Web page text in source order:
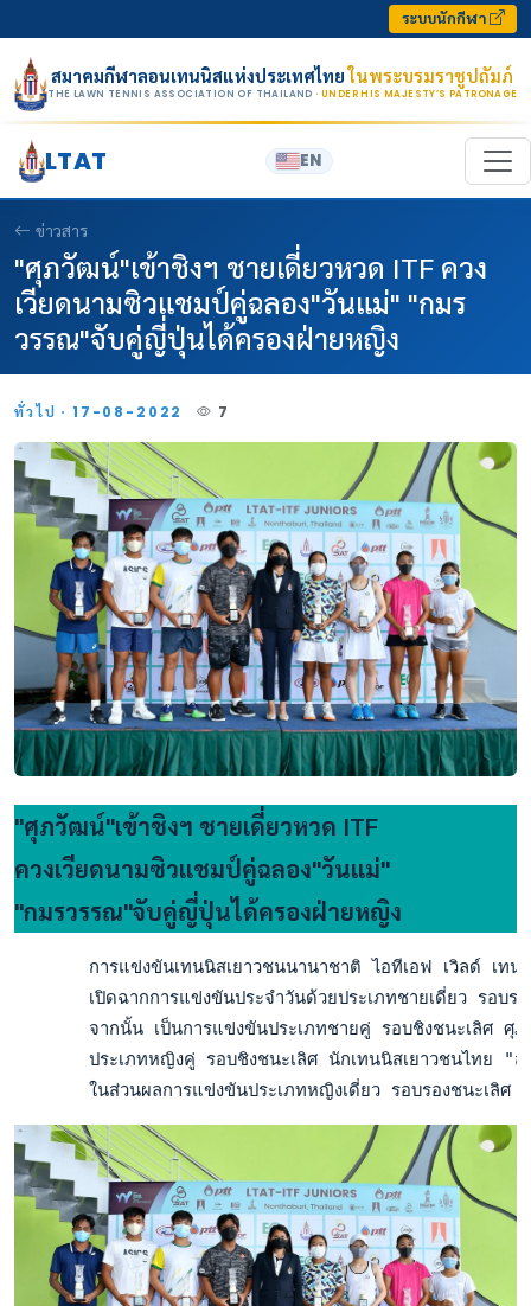
ระบบนักกีฬา
สมาคมกีฬาลอนเทนนิสแห่งประเทศไทยในพระบรมราชูปถัมภ์
THE LAWN TENNIS ASSOCIATION OF THAILAND · UNDER HIS MAJESTY’S PATRONAGE
LTAT EN
ข่าวสาร
"ศุภวัฒน์"เข้าชิงฯ ชายเดี่ยวหวด ITF ควง
เวียดนามซิวแชมป์คู่ฉลอง"วันแม่" "กมร
วรรณ"จับคู่ญี่ปุ่นได้ครองฝ่ายหญิง
ทั่วไป · 17-08-2022 7
"ศุภวัฒน์"เข้าชิงฯ ชายเดี่ยวหวด ITF
ควงเวียดนามซิวแชมป์คู่ฉลอง"วันแม่"
"กมรวรรณ"จับคู่ญี่ปุ่นได้ครองฝ่ายหญิง
การแข่งขันเทนนิสเยาวชนนานาชาติ ไอทีเอฟ เวิลด์ เ
เปิดฉากการแข่งขันประจำวันด้วยประเภทชายเดี่ยว รอ
จากนั้น เป็นการแข่งขันประเภทชายคู่ รอบชิงชนะเลิศ
ประเภทหญิงคู่ รอบชิงชนะเลิศ นักเทนนิสเยาวชนไทย
ในส่วนผลการแข่งขันประเภทหญิงเดี่ยว รอบรองชนะเลิ